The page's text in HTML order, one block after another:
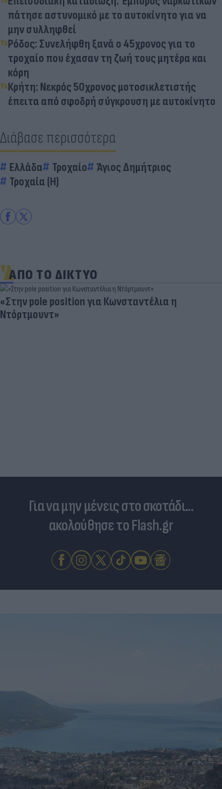
πάτησε αστυνομικό με το αυτοκίνητο για να
μην συλληφθεί
Ρόδος: Συνελήφθη ξανά ο 45χρονος για το
τροχαίο που έχασαν τη ζωή τους μητέρα και
κόρη
Κρήτη: Νεκρός 50χρονος μοτοσικλετιστής
έπειτα από σφοδρή σύγκρουση με αυτοκίνητο
Διάβασε περισσότερα
Ελλάδα Τροχαίο
Άγιος Δημήτριος
Τροχαία (Η)
ΑΠΟ ΤΟ ΔΙΚΤΥΟ
«Στην pole position για Κωνσταντέλια η
Ντόρτμουντ»
Για να μην μένεις στο σκοτάδι...
ακολούθησε το Flash.gr